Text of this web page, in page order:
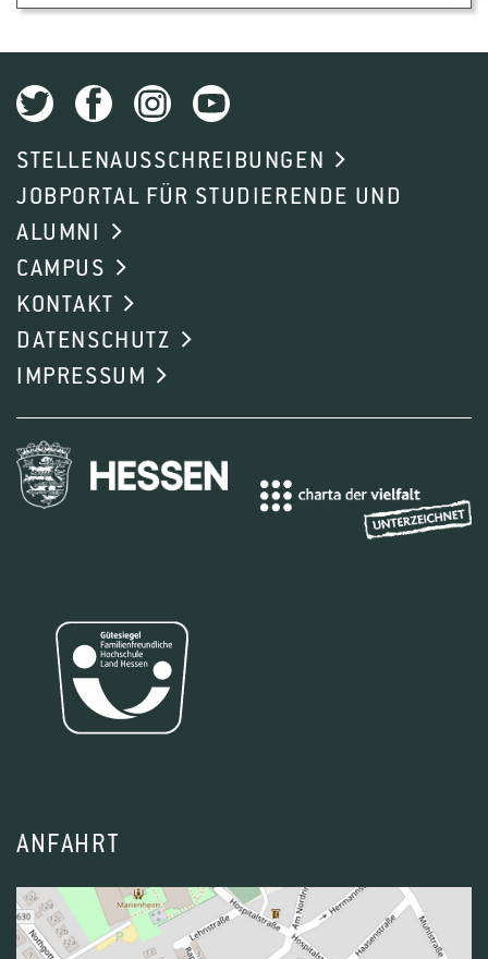
STELLENAUSSCHREIBUNGEN
JOBPORTAL FÜR STUDIERENDE UND
ALUMNI
CAMPUS
KONTAKT
DATENSCHUTZ
IMPRESSUM
ANFAHRT